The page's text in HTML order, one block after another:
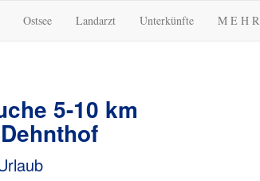
Ostsee Landarzt Unterkünfte M E H R
5-10 km